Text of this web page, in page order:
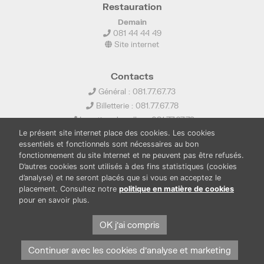
Restauration
Demain
081 44 44 49
Site internet
Contacts
Général : 081.77.67.73
Billetterie : 081.77.67.78
Location de salles : 081.77.67.79
info@ledelta.be
BOUTIQUE
Le présent site internet place des cookies. Les cookies
essentiels et fonctionnels sont nécessaires au bon
fonctionnement du site Internet et ne peuvent pas être refusés.
D’autres cookies sont utilisés à des fins statistiques (cookies
d’analyse) et ne seront placés que si vous en acceptez le
placement. Consultez notre politique en matière de cookies
pour en savoir plus.
OK j'ai compris
Continuer avec les cookies d'analyse et marketing